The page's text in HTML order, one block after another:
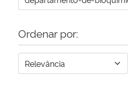
Banco Central do Brasil
PlanaltoOrdenar por: